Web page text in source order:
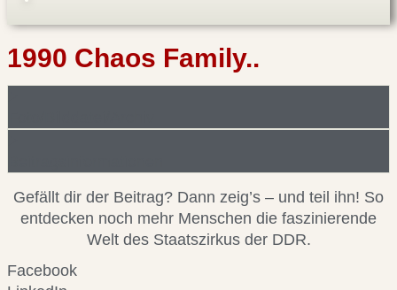
1990 Chaos Family..
Gefällt dir der Beitrag? Dann zeig’s – und teil ihn! So
entdecken noch mehr Menschen die faszinierende
Welt des Staatszirkus der DDR.
Facebook